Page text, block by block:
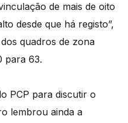
de mais de oito
desde que há registo”,
quadros de zona
para 63.
PCP para discutir o
lembrou ainda a